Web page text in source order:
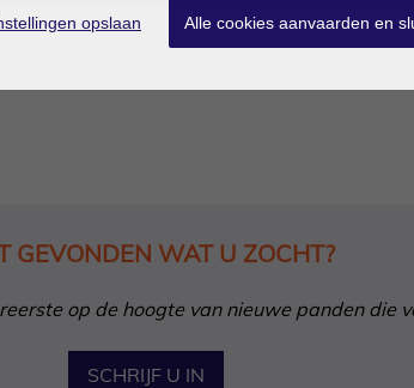
GEVONDEN WAT U ZOCHT?
op de hoogte van nieuwe panden die
SCHRIJF U IN
opslaan Alle cookies aanvaarden en